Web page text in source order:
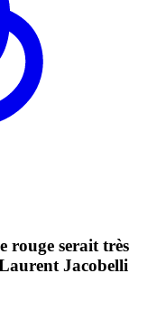
rouge serait très
Jacobelli